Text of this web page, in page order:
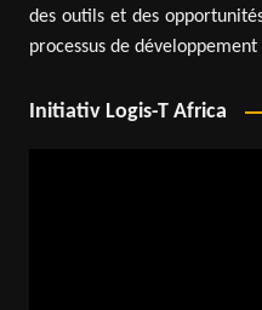
des outils et des
processus de
Initiativ Logis-T Africa